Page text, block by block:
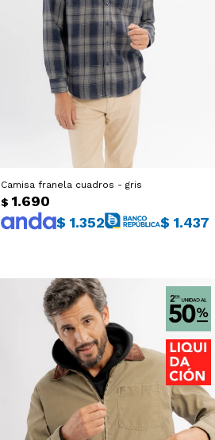
Camisa franela cuadros - gris
$ 1.690
$ 1.352 $ 1.437